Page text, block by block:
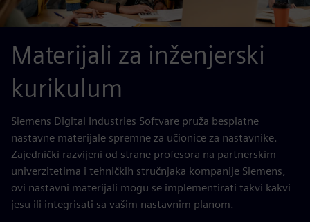
Materijali za inženjerski
kurikulum
Siemens Digital Industries Softvare pruža besplatne
nastavne materijale spremne za učionice za nastavnike.
Zajednički razvijeni od strane profesora na partnerskim
univerzitetima i tehničkih stručnjaka kompanije Siemens,
ovi nastavni materijali mogu se implementirati takvi kakvi
jesu ili integrisati sa vašim nastavnim planom.